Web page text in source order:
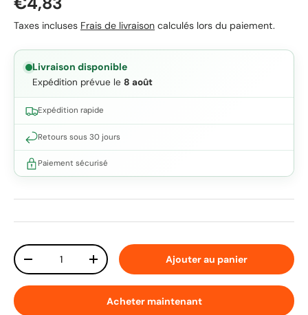
Taxes incluses Frais de livraison calculés lors du paiement.
Livraison disponible
Expédition prévue le 8 août
Expédition rapide
Retours sous 30 jours
Paiement sécurisé
Qté
Diminuer la quantitéAugmenter la quantitéAjouter au panier
Acheter maintenant